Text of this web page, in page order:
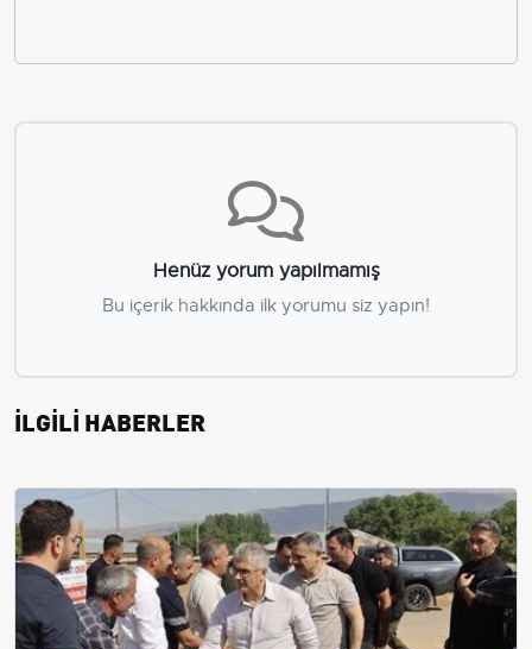
Henüz yorum yapılmamış
Bu içerik hakkında ilk yorumu siz yapın!
İLGİLİ HABERLER